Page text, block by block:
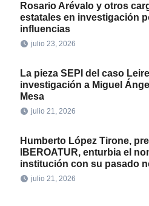
Rosario Arévalo y otros
estatales en investigación
influencias
julio 23, 2026
La pieza SEPI del caso
investigación a Miguel
Mesa
julio 21, 2026
Humberto López Tirone,
IBEROATUR, enturbia el
institución con su pasado
julio 21, 2026